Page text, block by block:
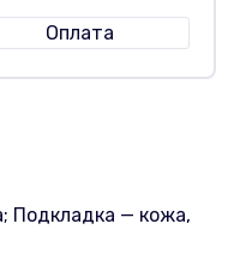
Оплата
Подкладка — кожа,